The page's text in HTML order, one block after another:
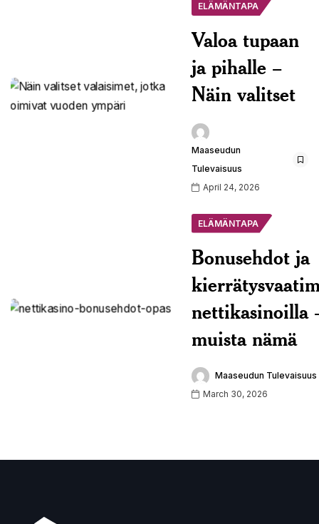
ELÄMÄNTAPA
Valoa tupaan
ja pihalle –
Näin valitset
Maaseudun
Tulevaisuus
April 24, 2026
ELÄMÄNTAPA
Bonusehdot ja
nettikasinoilla
muista nämä
Maaseudun Tulevaisuus
March 30, 2026